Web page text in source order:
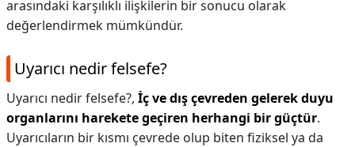
arasındaki karşılıklı ilişkilerin bir sonucu olarak
değerlendirmek mümkündür.
Uyarıcı nedir felsefe?
Uyarıcı nedir felsefe?, İç ve dış çevreden gelerek duyu
organlarını harekete geçiren herhangi bir güçtür.
Uyarıcıların bir kısmı çevrede olup biten fiziksel ya da